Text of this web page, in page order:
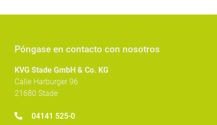
Póngase en contacto con nosotros
KVG Stade GmbH & Co. KG
Calle Harburger 96
21680 Stade
04141 525-0